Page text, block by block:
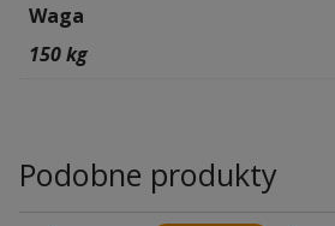
Waga
150 kg
Podobne produkty